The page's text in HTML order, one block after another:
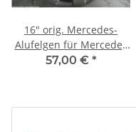
16" orig. Mercedes-
Alufelgen für Mercedes
E-Klasse (W212)
57,00 € *